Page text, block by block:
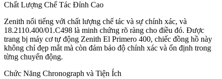
Chất Lượng Chế Tác Đỉnh Cao
Zenith nổi tiếng với chất lượng chế tác và sự chính xác, và
18.2110.400/01.C498 là minh chứng rõ ràng cho điều đó. Được
trang bị máy cơ tự động Zenith El Primero 400, chiếc đồng hồ này
không chỉ đẹp mắt mà còn đảm bảo độ chính xác và ổn định trong
từng chuyển động.
Chức Năng Chronograph và Tiện Ích